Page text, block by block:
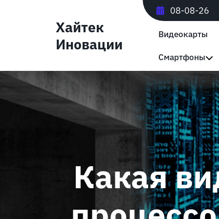
Хайтек
Иновации
08-08-26
Видеокарты
Смартфоны
Какая